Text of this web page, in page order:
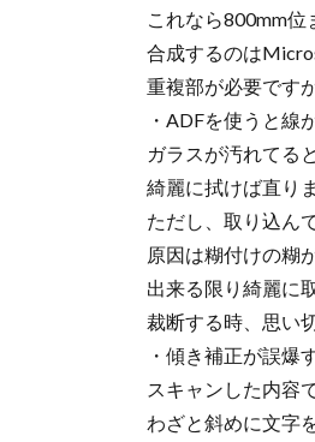
これなら800mm位
合成するのは
重複部が必要です
・ADFを使うと線
ガラスが汚れてる
綺麗に拭けば直り
ただし、取り込ん
原因は糊付けの糊
出来る限り綺麗に
裁断する時、思い
・傾き補正が誤爆
スキャンした内容
わざと斜めに文字